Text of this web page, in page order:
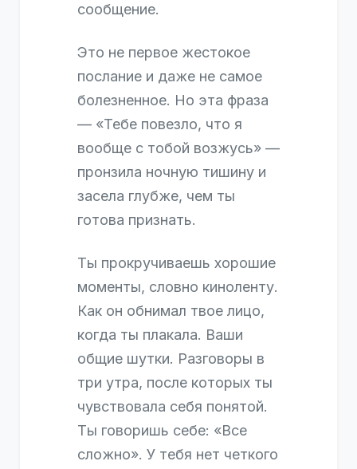
сообщение.
Это не первое жестокое
послание и даже не самое
болезненное. Но эта фраза
— «Тебе повезло, что я
вообще с тобой возжусь» —
пронзила ночную тишину и
засела глубже, чем ты
готова признать.
Ты прокручиваешь хорошие
моменты, словно киноленту.
Как он обнимал твое лицо,
когда ты плакала. Ваши
общие шутки. Разговоры в
три утра, после которых ты
чувствовала себя понятой.
Ты говоришь себе: «Все
сложно». У тебя нет четкого